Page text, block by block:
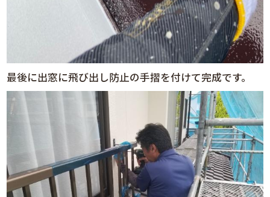
最後に出窓に飛び出し防止の手摺を付けて完成です。